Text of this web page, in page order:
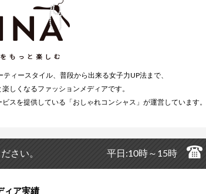
ィースタイル、普段から出来る女子力UP法まで、
しくなるファッションメディアです。
スを提供している「おしゃれコンシャス」が運営しています。
さい。 平日:10時～15時
ィア実績